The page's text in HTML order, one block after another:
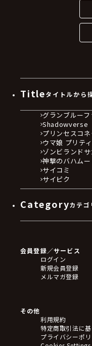
Titleタイトルから
グランブルー
Shadowverse
プリンセスコ
ウマ娘 プリテ
ゾンビランド
神撃のバハムー
サイコミ
サイピク
Categoryカテ
フィギュア
アクリルスタンド
バッジ
キーホルダー・
ステッカー・シ
タペストリー・
アームサポータ
会員登録／サービス
ログイン
新規会員登録
メルマガ登録
その他
利用規約
特定商取引法に
プライバシーポ